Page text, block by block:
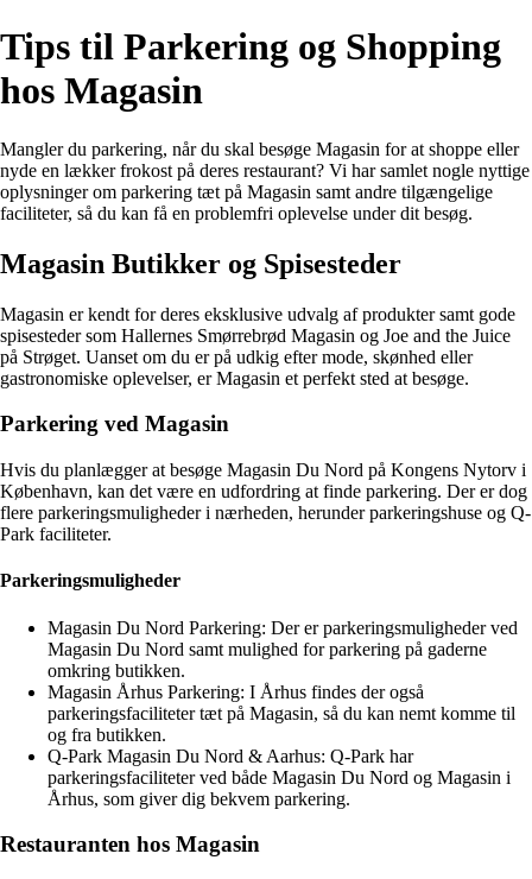
Tips til Parkering og Shopping
hos Magasin
Mangler du parkering, når du skal besøge Magasin for at shoppe eller
nyde en lækker frokost på deres restaurant? Vi har samlet nogle nyttige
oplysninger om parkering tæt på Magasin samt andre tilgængelige
faciliteter, så du kan få en problemfri oplevelse under dit besøg.
Magasin Butikker og Spisesteder
Magasin er kendt for deres eksklusive udvalg af produkter samt gode
spisesteder som Hallernes Smørrebrød Magasin og Joe and the Juice
på Strøget. Uanset om du er på udkig efter mode, skønhed eller
gastronomiske oplevelser, er Magasin et perfekt sted at besøge.
Parkering ved Magasin
Hvis du planlægger at besøge Magasin Du Nord på Kongens Nytorv i
København, kan det være en udfordring at finde parkering. Der er dog
flere parkeringsmuligheder i nærheden, herunder parkeringshuse og Q-
Park faciliteter.
Parkeringsmuligheder
Magasin Du Nord Parkering: Der er parkeringsmuligheder ved
Magasin Du Nord samt mulighed for parkering på gaderne
omkring butikken.
Magasin Århus Parkering: I Århus findes der også
parkeringsfaciliteter tæt på Magasin, så du kan nemt komme til
og fra butikken.
Q-Park Magasin Du Nord & Aarhus: Q-Park har
parkeringsfaciliteter ved både Magasin Du Nord og Magasin i
Århus, som giver dig bekvem parkering.
Restauranten hos Magasin